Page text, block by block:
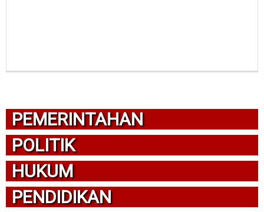
PEMERINTAHAN
POLITIK
HUKUM
PENDIDIKAN